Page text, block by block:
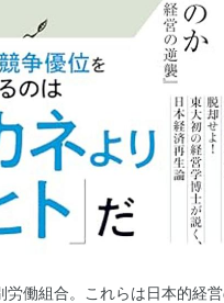
労働組合。これらは日本的経